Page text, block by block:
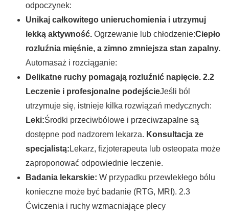
odpoczynek:
Unikaj całkowitego unieruchomienia i utrzymuj
lekką aktywność. Ogrzewanie lub chłodzenie:Ciepło
rozluźnia mięśnie, a zimno zmniejsza stan zapalny.
Automasaż i rozciąganie:
Delikatne ruchy pomagają rozluźnić napięcie. 2.2
Leczenie i profesjonalne podejścieJeśli ból
utrzymuje się, istnieje kilka rozwiązań medycznych:
Leki:Środki przeciwbólowe i przeciwzapalne są
dostępne pod nadzorem lekarza. Konsultacja ze
specjalistą: Lekarz, fizjoterapeuta lub osteopata może
zaproponować odpowiednie leczenie.
Badania lekarskie: W przypadku przewlekłego bólu
konieczne może być badanie (RTG, MRI). 2.3
Ćwiczenia i ruchy wzmacniające plecy